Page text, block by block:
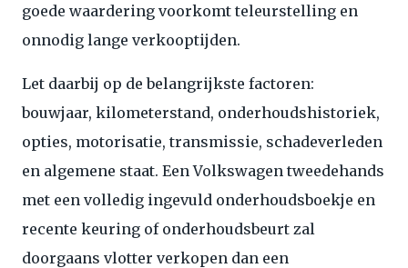
goede waardering voorkomt teleurstelling en
onnodig lange verkooptijden.
Let daarbij op de belangrijkste factoren:
bouwjaar, kilometerstand, onderhoudshistoriek,
opties, motorisatie, transmissie, schadeverleden
en algemene staat. Een Volkswagen tweedehands
met een volledig ingevuld onderhoudsboekje en
recente keuring of onderhoudsbeurt zal
doorgaans vlotter verkopen dan een